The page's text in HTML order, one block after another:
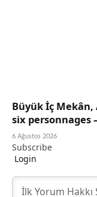
Büyük İç
six personnages
6 Ağustos 2026
Subscribe
Login